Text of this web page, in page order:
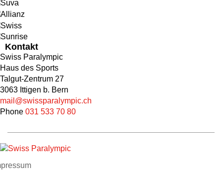
Kontakt
Swiss Paralympic
Haus des Sports
Talgut-Zentrum 27
3063 Ittigen b. Bern
mail@swissparalympic.ch
Phone 031 533 70 80